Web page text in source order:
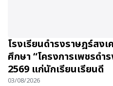
โรงเรียนดำรงราษฎร์สง
ศึกษา “โครงการเพชรดำ
2569 แก่นักเรียนเรียนดี
03/08/2026